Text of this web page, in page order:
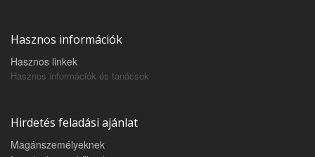
Hasznos információk
Hasznos linkek
Hasznos információk és tanácsok
Hirdetés feladási ajánlat
Magánszemélyeknek